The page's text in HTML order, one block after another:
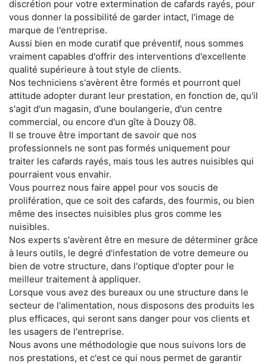
discrétion pour votre extermination de cafards rayés, pour
vous donner la possibilité de garder intact, l'image de
marque de l'entreprise.
Aussi bien en mode curatif que préventif, nous sommes
vraiment capables d'offrir des interventions d'excellente
qualité supérieure à tout style de clients.
Nos techniciens s'avèrent être formés et pourront quel
attitude adopter durant leur prestation, en fonction de, qu'il
s'agit d'un magasin, d'une boulangerie, d'un centre
commercial, ou encore d'un gîte à Douzy 08.
Il se trouve être important de savoir que nos
professionnels ne sont pas formés uniquement pour
traiter les cafards rayés, mais tous les autres nuisibles qui
pourraient vous envahir.
Vous pourrez nous faire appel pour vos soucis de
prolifération, que ce soit des cafards, des fourmis, ou bien
même des insectes nuisibles plus gros comme les
nuisibles.
Nos experts s'avèrent être en mesure de déterminer grâce
à leurs outils, le degré d'infestation de votre demeure ou
bien de votre structure, dans l'optique d'opter pour le
meilleur traitement à appliquer.
Lorsque vous avez des bureaux ou une structure dans le
secteur de l'alimentation, nous disposons des produits les
plus efficaces, qui seront sans danger pour vos clients et
les usagers de l'entreprise.
Nous avons une méthodologie que nous suivons lors de
nos prestations, et c'est ce qui nous permet de garantir